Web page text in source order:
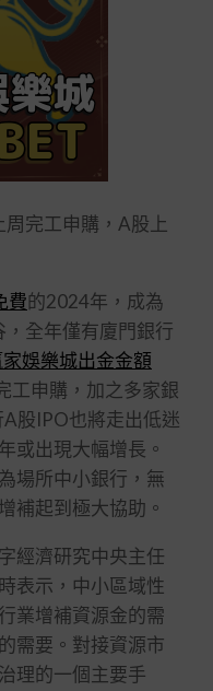
完工申購，A股上
費的2024年，成為
全年僅有廈門銀行
家娛樂城出金金額
工申購，加之多家銀
股IPO也將走出低迷
或出現大幅增長。
場所中小銀行，無
補起到極大協助。
濟研究中央主任
表示，中小區域性
業增補資源金的需
需要。對接資源市
理的一個主要手